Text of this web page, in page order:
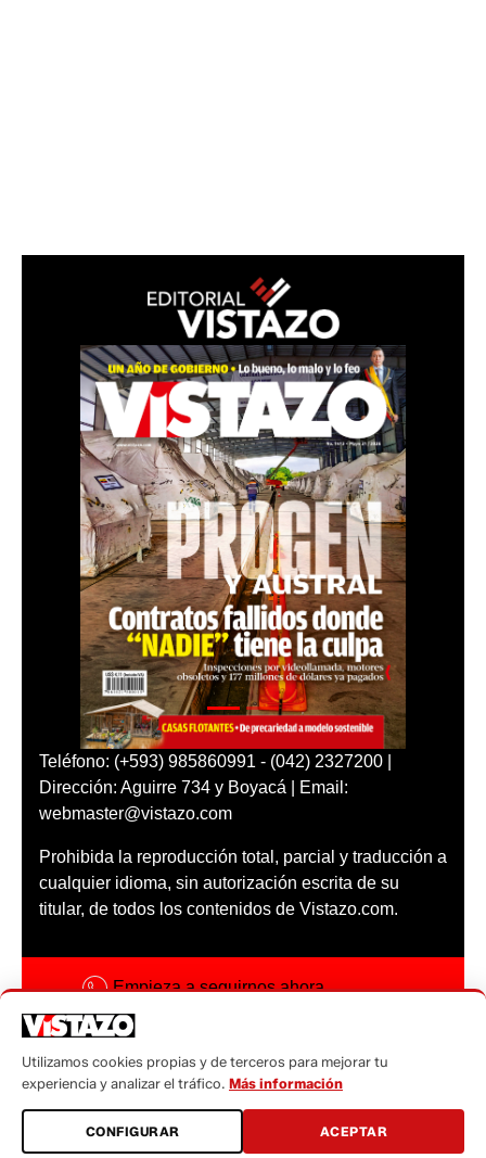
Teléfono: (+593) 985860991 - (042) 2327200 |
Dirección: Aguirre 734 y Boyacá | Email:
webmaster@vistazo.com
Prohibida la reproducción total, parcial y traducción a
cualquier idioma, sin autorización escrita de su
titular, de todos los contenidos de Vistazo.com.
Empieza a seguirnos ahora
Código ética
Sugerencias a:
sugerencias@vistazo.com
Utilizamos cookies propias y de terceros para mejorar tu
experiencia y analizar el tráfico. Más información
CONFIGURAR ACEPTAR